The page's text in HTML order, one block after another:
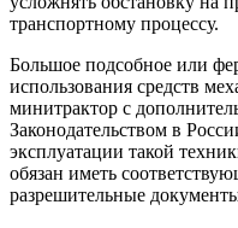
транспортному процессу.
Большое подсобное или
использования средств
минитрактор с
Законодательством в
эксплуатации такой
обязан иметь
разрешительные